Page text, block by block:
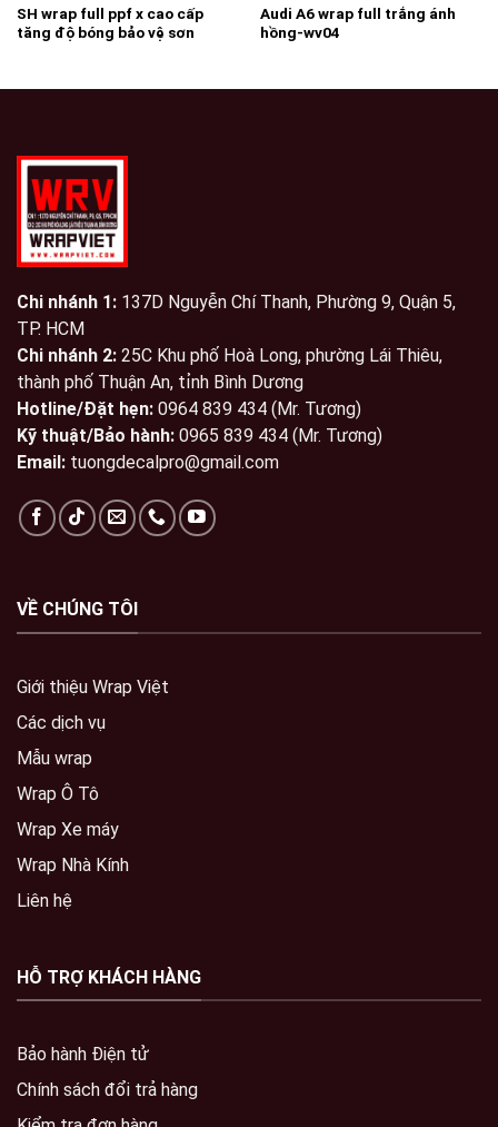
SH wrap full ppf x cao cấp
tăng độ bóng bảo vệ sơn
có loại ppf còn rẻ hon cả keo
Audi A6 wrap full trắng ánh
hồng-wv04
Chi nhánh 1: 137D Nguyễn Chí Thanh, Phường 9, Quận 5,
TP. HCM
Chi nhánh 2: 25C Khu phố Hoà Long, phường Lái Thiêu,
thành phố Thuận An, tỉnh Bình Dương
Hotline/Đặt hẹn: 0964 839 434 (Mr. Tương)
Kỹ thuật/Bảo hành: 0965 839 434 (Mr. Tương)
Email: tuongdecalpro@gmail.com
VỀ CHÚNG TÔI
Giới thiệu Wrap Việt
Các dịch vụ
Mẫu wrap
Wrap Ô Tô
Wrap Xe máy
Wrap Nhà Kính
Liên hệ
HỖ TRỢ KHÁCH HÀNG
Bảo hành Điện tử
Chính sách đổi trả hàng